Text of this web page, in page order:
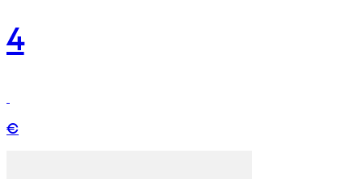
4
€